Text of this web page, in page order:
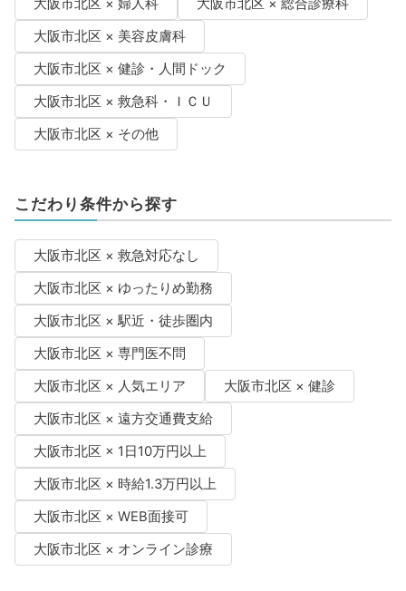
大阪市北区 × 婦人科
大阪市北区 × 総合診療科
大阪市北区 × 美容皮膚科
大阪市北区 × 健診・人間ドック
大阪市北区 × 救急科・ＩＣＵ
大阪市北区 × その他
こだわり条件から探す
大阪市北区 × 救急対応なし
大阪市北区 × ゆったりめ勤務
大阪市北区 × 駅近・徒歩圏内
大阪市北区 × 専門医不問
大阪市北区 × 人気エリア
大阪市北区 × 健診
大阪市北区 × 遠方交通費支給
大阪市北区 × 1日10万円以上
大阪市北区 × 時給1.3万円以上
大阪市北区 × WEB面接可
大阪市北区 × オンライン診療